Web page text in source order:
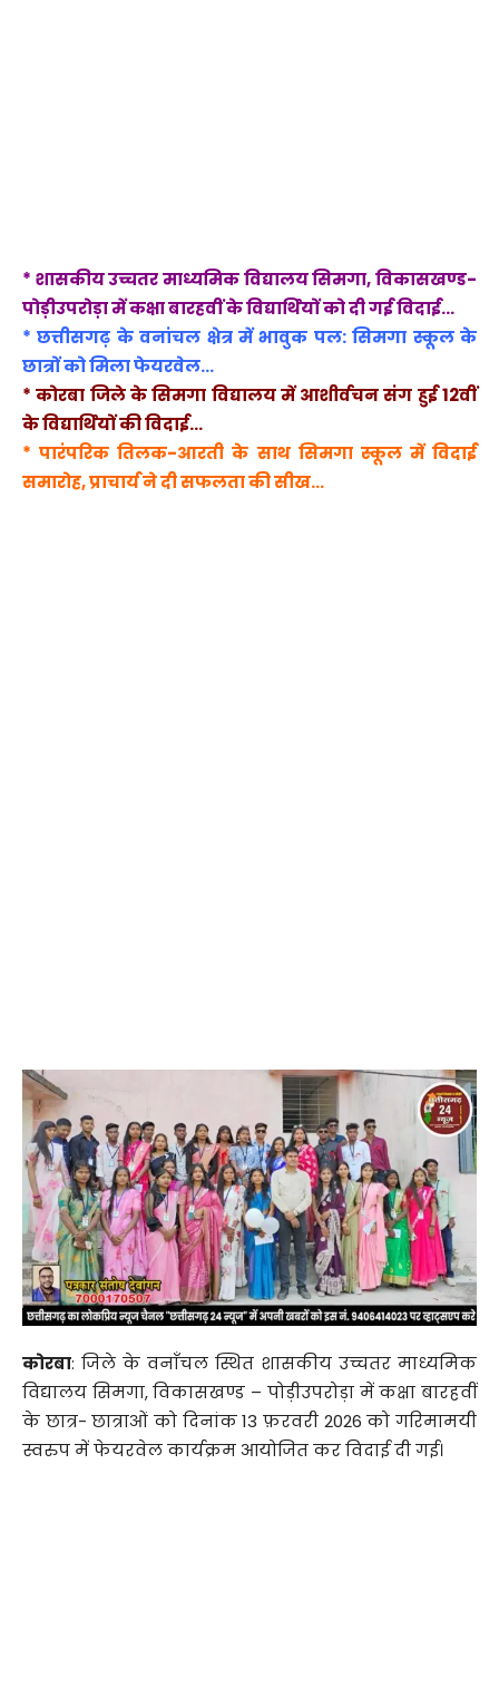
* शासकीय उच्चतर माध्यमिक विद्यालय सिमगा, विकासखण्ड-
पोड़ीउपरोड़ा में कक्षा बारहवीं के विद्यार्थियों को दी गई विदाई…
* छत्तीसगढ़ के वनांचल क्षेत्र में भावुक पल: सिमगा स्कूल के
छात्रों को मिला फेयरवेल…
* कोरबा जिले के सिमगा विद्यालय में आशीर्वचन संग हुई 12वीं
के विद्यार्थियों की विदाई…
* पारंपरिक तिलक-आरती के साथ सिमगा स्कूल में विदाई
समारोह, प्राचार्य ने दी सफलता की सीख…
कोरबा: जिले के वनाँचल स्थित शासकीय उच्चतर माध्यमिक
विद्यालय सिमगा, विकासखण्ड – पोड़ीउपरोड़ा में कक्षा बारहवीं
के छात्र- छात्राओं को दिनांक 13 फ़रवरी 2026 को गरिमामयी
स्वरुप में फेयरवेल कार्यक्रम आयोजित कर विदाई दी गई।